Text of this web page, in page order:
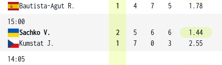
Bautista-Agut R.
1
4
7
5
1.78
15:00
Sachko V.
Kumstat J.
2
1
5
7
6
0
6
3
1.44
2.55
14:05